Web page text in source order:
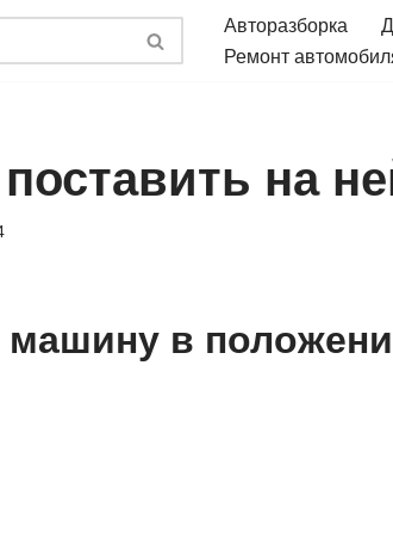
Авторазборка
Ремонт
на
машину в